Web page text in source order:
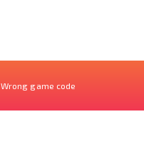
Wrong game code